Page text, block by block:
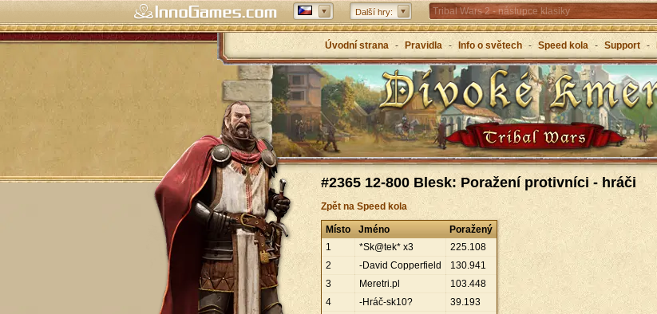
Další hry: Tribal Wars 2 - nástupce klasiky
Forge of Empires – strategicky napříč věky
Grepolis – vybuduj svou říši v antickém Řecku
Úvodní strana - Pravidla - Info o světech - Speed kola - Support -
#2365 12-800 Blesk: Poražení protivníci - hráči
Zpět na Speed kola
Místo Jméno
Poražený
1
*Sk@tek* x3 225.108
2
-David Copperfield 130.941
3
Meretri.pl 103.448
4
-Hráč-sk10? 39.193